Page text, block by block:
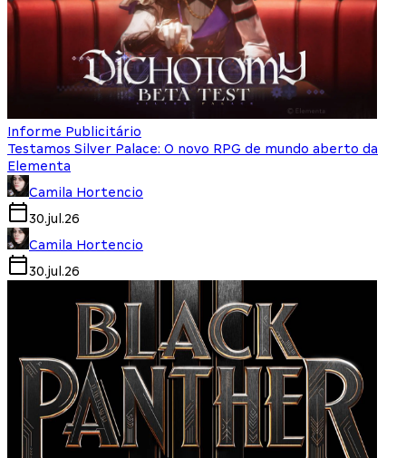
Informe Publicitário
Testamos Silver Palace: O novo RPG de mundo aberto da
Elementa
Camila Hortencio
30.jul.26
Camila Hortencio
30.jul.26